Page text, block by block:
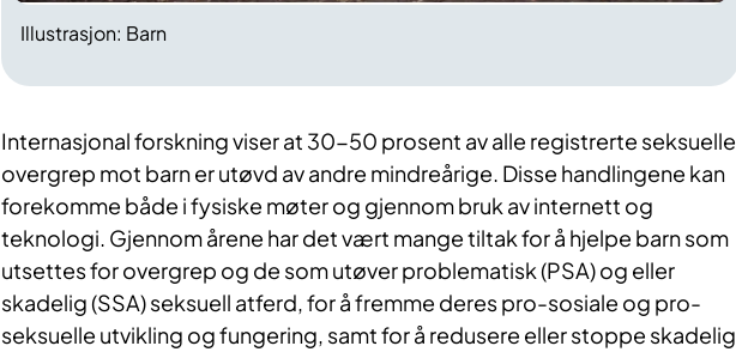
Illustrasjon: Barn
Internasjonal forskning viser at 30-50 prosent av alle registrerte seksuelle
overgrep mot barn er utøvd av andre mindreårige. Disse handlingene kan
forekomme både i fysiske møter og gjennom bruk av internett og
teknologi. Gjennom årene har det vært mange tiltak for å hjelpe barn som
utsettes for overgrep og de som utøver problematisk (PSA) og eller
skadelig (SSA) seksuell atferd, for å fremme deres pro-sosiale og pro-
seksuelle utvikling og fungering, samt for å redusere eller stoppe skadelig